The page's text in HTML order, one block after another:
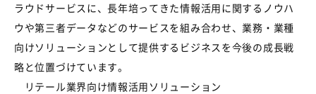
ラウドサービスに、長年培ってきた情報活用に関するノウハ
ウや第三者データなどのサービスを組み合わせ、業務・業種
向けソリューションとして提供するビジネスを今後の成長戦
略と位置づけています。
リテール業界向け情報活用ソリューション